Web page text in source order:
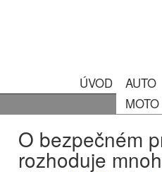
ÚVOD
AUTO
MOTO
O bezpečném
rozhoduje